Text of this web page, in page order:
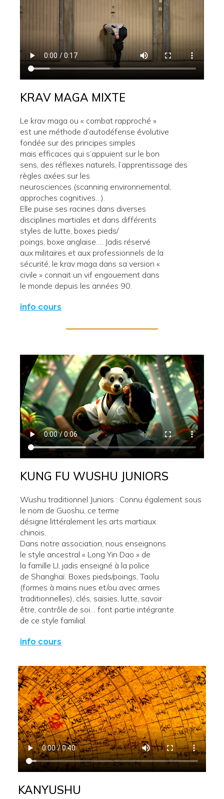
KRAV MAGA MIXTE
Le krav maga ou « combat rapproché »
est une méthode d’autodéfense évolutive
fondée sur des principes simples
mais efficaces qui s’appuient sur le bon
sens, des réflexes naturels, l’apprentissage des
règles axées sur les
neurosciences (scanning environnemental,
approches cognitives…).
Elle puise ses racines dans diverses
disciplines martiales et dans différents
styles de lutte, boxes pieds/
poings, boxe anglaise…. Jadis réservé
aux militaires et aux professionnels de la
sécurité, le krav maga dans sa version «
civile » connait un vif engouement dans
le monde depuis les années 90.
info cours
KUNG FU WUSHU JUNIORS
Wushu traditionnel Juniors : Connu également sous
le nom de Guoshu, ce terme
désigne littéralement les arts martiaux
chinois.
Dans notre association, nous enseignons
le style ancestral « Long Yin Dao » de
la famille LI, jadis enseigné à la police
de Shanghaï. Boxes pieds/poings, Taolu
(formes à mains nues et/ou avec armes
traditionnelles), clés, saisies, lutte, savoir
être, contrôle de soi… font partie intégrante
de ce style familial.
info cours
KANYUSHU